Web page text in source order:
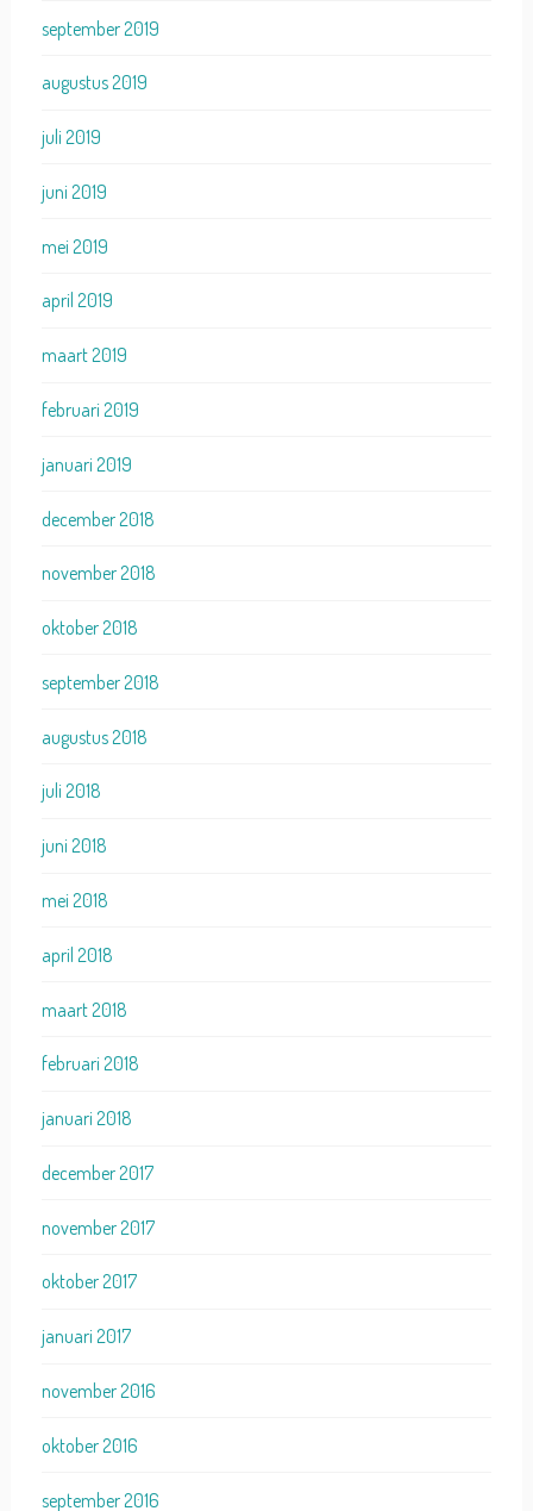
september 2019
augustus 2019
juli 2019
juni 2019
mei 2019
april 2019
maart 2019
februari 2019
januari 2019
december 2018
november 2018
oktober 2018
september 2018
augustus 2018
juli 2018
juni 2018
mei 2018
april 2018
maart 2018
februari 2018
januari 2018
december 2017
november 2017
oktober 2017
januari 2017
november 2016
oktober 2016
september 2016